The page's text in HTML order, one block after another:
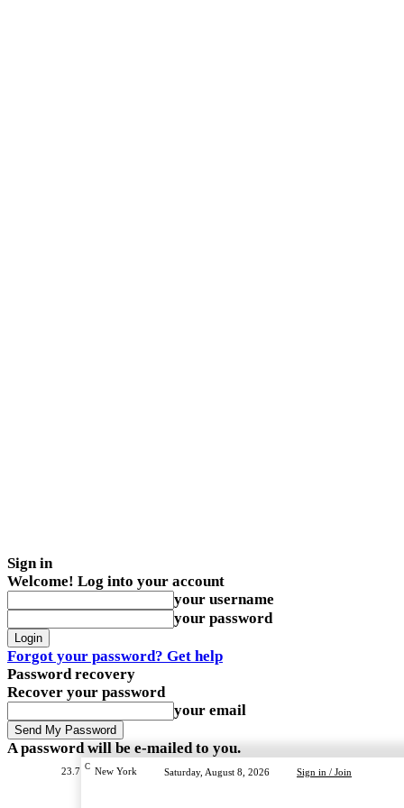
Sign in
Welcome! Log into your account
your username
your password
Forgot your password? Get help
Password recovery
Recover your password
your email
A password will be e-mailed to you.
23.7 C New York Saturday, August 8, 2026 Sign in / Join